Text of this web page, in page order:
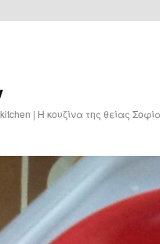
| Η κουζίνα της θείας